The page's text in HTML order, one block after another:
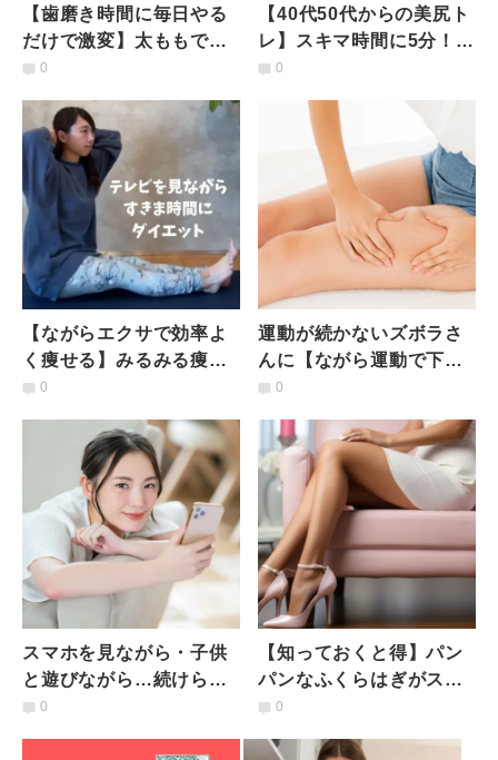
【歯磨き時間に毎日やる
だけで激変】太ももで挟
むだけで脚がみるみる引
レ」
0
【40代50代からの美尻ト
レ】スキマ時間に5分！お
尻スッキリ＆太りにくい
0
【ながらエクサで効率よ
く痩せる】みるみる痩せ
体質に！お腹とお尻がい
尻歩き」
0
運動が続かないズボラさ
んに【ながら運動で下半
身痩せ！】内もも引き締
0
スマホを見ながら・子供
と遊びながら…続けられ
る！ゆる～く継続で全身
0
【知っておくと得】パン
パンなふくらはぎがスッ
キリ、シュッとする！足
0